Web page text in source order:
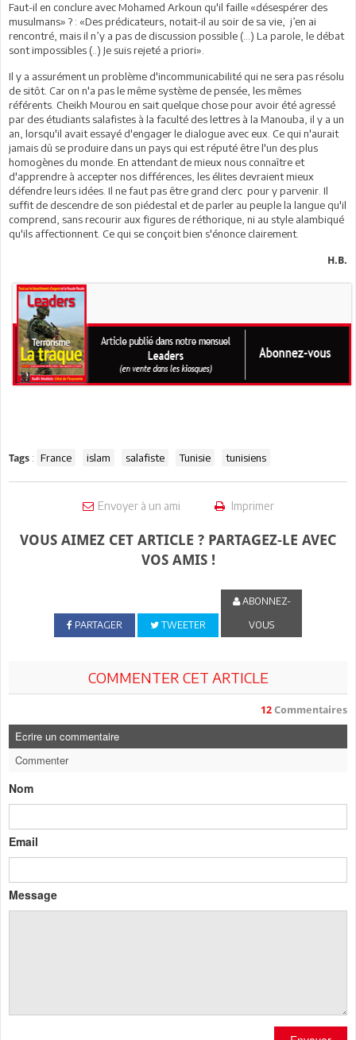
Faut-il en conclure avec Mohamed Arkoun qu'il faille «désespérer des
musulmans» ? : «Des prédicateurs, notait-il au soir de sa vie, j’en ai
rencontré, mais il n’y a pas de discussion possible (...) La parole, le débat
sont impossibles (..) Je suis rejeté a priori».
Il y a assurément un problème d'incommunicabilité qui ne sera pas résolu
de sitôt. Car on n'a pas le même système de pensée, les mêmes
référents. Cheikh Mourou en sait quelque chose pour avoir été agressé
par des étudiants salafistes à la faculté des lettres à la Manouba, il y a un
an, lorsqu'il avait essayé d'engager le dialogue avec eux. Ce qui n'aurait
jamais dû se produire dans un pays qui est réputé être l'un des plus
homogènes du monde. En attendant de mieux nous connaître et
d'apprendre à accepter nos différences, les élites devraient mieux
défendre leurs idées. Il ne faut pas être grand clerc pour y parvenir. Il
suffit de descendre de son piédestal et de parler au peuple la langue qu'il
comprend, sans recourir aux figures de réthorique, ni au style alambiqué
qu'ils affectionnent. Ce qui se conçoit bien s'énonce clairement.
H.B.
Tags : France islam salafiste Tunisie tunisiens
Envoyer à un ami Imprimer
VOUS AIMEZ CET ARTICLE ? PARTAGEZ-LE AVEC
VOS AMIS !
PARTAGER TWEETER
ABONNEZ-
VOUS
COMMENTER CET ARTICLE
12 Commentaires
Ecrire un commentaire
Commenter
Nom
Email
Message